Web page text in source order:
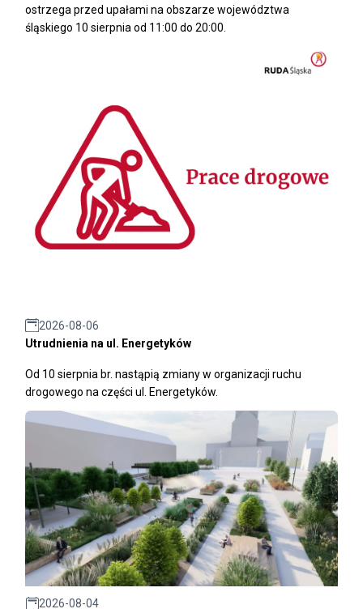
ostrzega przed upałami na obszarze województwa
śląskiego 10 sierpnia od 11:00 do 20:00.
2026-08-06
Utrudnienia na ul. Energetyków
Od 10 sierpnia br. nastąpią zmiany w organizacji ruchu
drogowego na części ul. Energetyków.
2026-08-04